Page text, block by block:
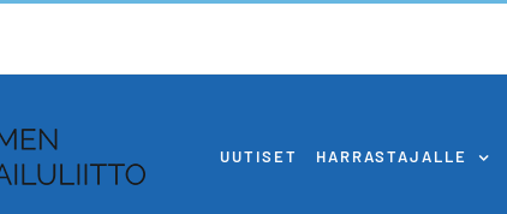
UUTISET HARRASTAJALLE